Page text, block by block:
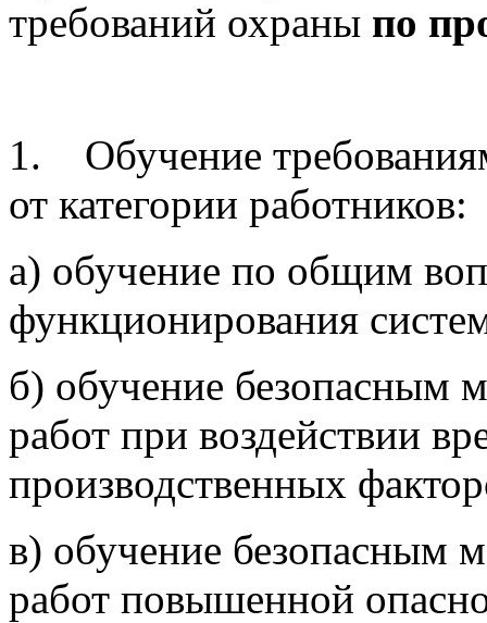
требований охраны по
1. Обучение
от категории работников:
а) обучение по общим
функционирования
б) обучение безопасным
работ при воздействии
производственных
в) обучение безопасным
работ повышенной